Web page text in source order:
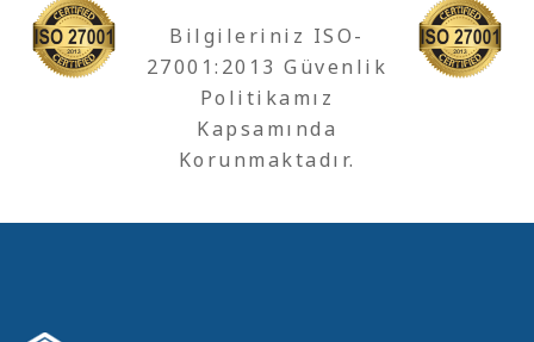
Bilgileriniz ISO-
27001:2013 Güvenlik
Politikamız
Kapsamında
Korunmaktadır.